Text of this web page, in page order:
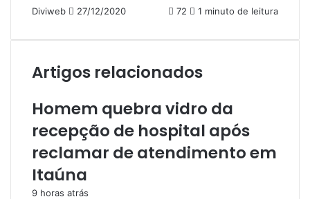
Diviweb
Mande
e-
27/12/2020 72 1 minuto de leitura
Artigos relacionados
Homem quebra vidro da
recepção de hospital após
reclamar de atendimento em
Itaúna
9 horas atrás